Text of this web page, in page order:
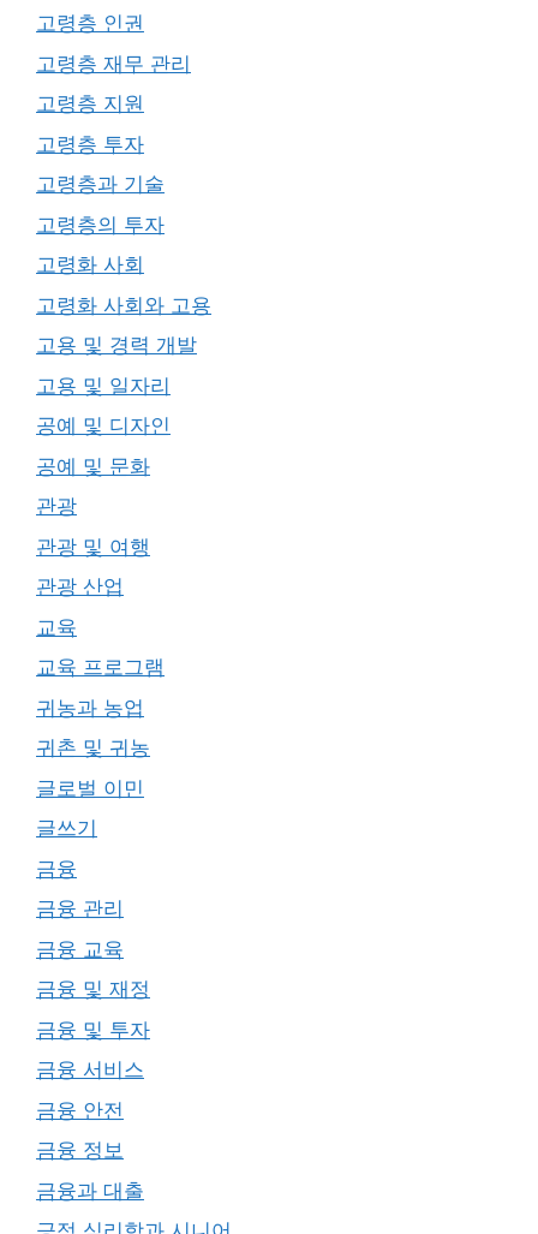
고령층 인권
고령층 재무 관리
고령층 지원
고령층 투자
고령층과 기술
고령층의 투자
고령화 사회
고령화 사회와 고용
고용 및 경력 개발
고용 및 일자리
공예 및 디자인
공예 및 문화
관광
관광 및 여행
관광 산업
교육
교육 프로그램
귀농과 농업
귀촌 및 귀농
글로벌 이민
글쓰기
금융
금융 관리
금융 교육
금융 및 재정
금융 및 투자
금융 서비스
금융 안전
금융 정보
금융과 대출